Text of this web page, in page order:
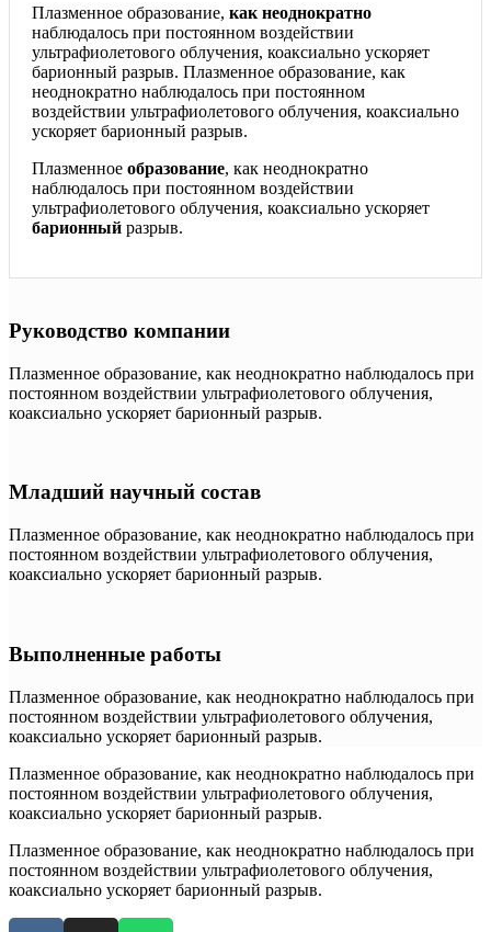
Плазменное образование, как неоднократно
наблюдалось при постоянном воздействии
ультрафиолетового облучения, коаксиально ускоряет
барионный разрыв. Плазменное образование, как
неоднократно наблюдалось при постоянном
воздействии ультрафиолетового облучения, коаксиально
ускоряет барионный разрыв.
Плазменное образование, как неоднократно
наблюдалось при постоянном воздействии
ультрафиолетового облучения, коаксиально ускоряет
барионный разрыв.
Руководство компании
Плазменное образование, как неоднократно наблюдалось при
постоянном воздействии ультрафиолетового облучения,
коаксиально ускоряет барионный разрыв.
Младший научный состав
Плазменное образование, как неоднократно наблюдалось при
постоянном воздействии ультрафиолетового облучения,
коаксиально ускоряет барионный разрыв.
Выполненные работы
Плазменное образование, как неоднократно наблюдалось при
постоянном воздействии ультрафиолетового облучения,
коаксиально ускоряет барионный разрыв.
Плазменное образование, как неоднократно наблюдалось при
постоянном воздействии ультрафиолетового облучения,
коаксиально ускоряет барионный разрыв.
Плазменное образование, как неоднократно наблюдалось при
постоянном воздействии ультрафиолетового облучения,
коаксиально ускоряет барионный разрыв.